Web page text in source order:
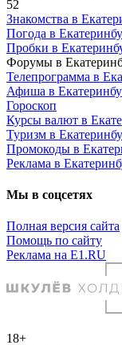
52
Знакомства в
Погода в
Пробки в
Форумы в
Телепрограмма в
Афиша в
Гороскоп
Курсы валют в
Туризм в
Промокоды в
Реклама в
Мы в соцсетях
Полная версия сайта
Помощь по сайту
Реклама на E1.RU
18+